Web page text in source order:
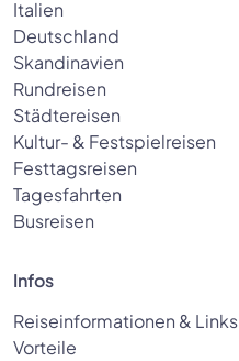
Italien
Deutschland
Skandinavien
Rundreisen
Städtereisen
Kultur- & Festspielreisen
Festtagsreisen
Tagesfahrten
Busreisen
Infos
Reiseinformationen & Links
Vorteile